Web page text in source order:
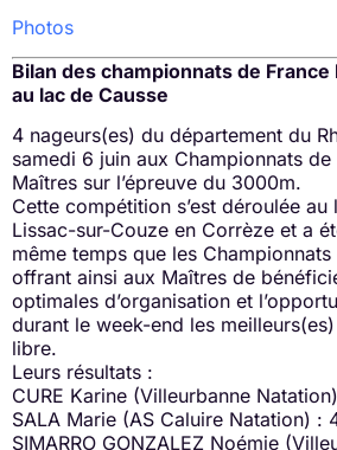
Photos
Bilan des championnats de
au lac de Causse
4 nageurs(es) du département du
samedi 6 juin aux Championnats
Maîtres sur l’épreuve du 3000m.
Cette compétition s’est déroulée au
Lissac-sur-Couze en Corrèze et a
même temps que les
offrant ainsi aux Maîtres de
optimales d’organisation et
durant le week-end les meilleurs(es)
libre.
Leurs résultats :
CURE Karine (Villeurbanne
SALA Marie (AS Caluire Natation) :
SIMARRO GONZALEZ Noémie